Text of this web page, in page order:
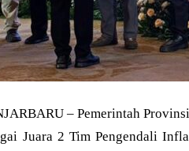
– Pemerintah
Juara 2 Tim Pengendali